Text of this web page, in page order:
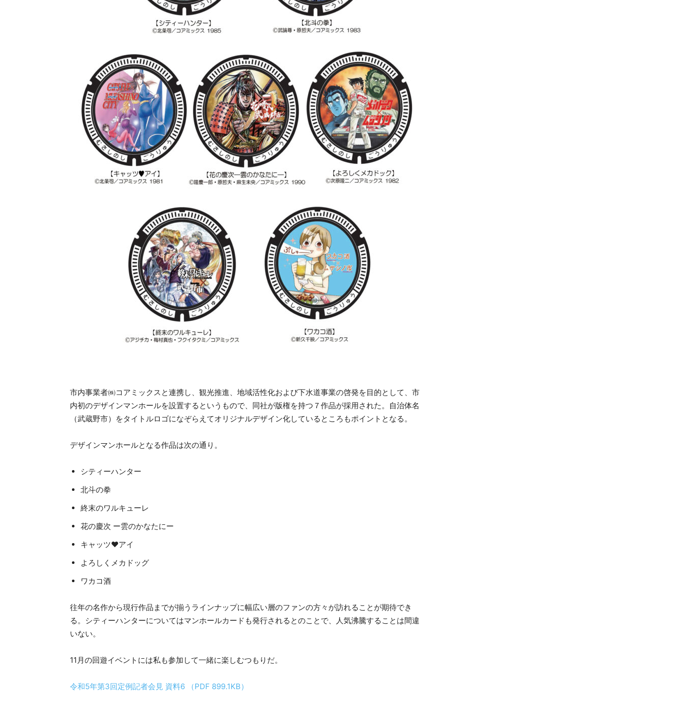
市内事業者㈱コアミックスと連携し、観光推進、地域活性化および下水道事業の啓発を目的として、市
内初のデザインマンホールを設置するというもので、同社が版権を持つ７作品が採用された。自治体名
（武蔵野市）をタイトルロゴになぞらえてオリジナルデザイン化しているところもポイントとなる。
デザインマンホールとなる作品は次の通り。
シティーハンター
北斗の拳
終末のワルキューレ
花の慶次 ー雲のかなたにー
キャッツ❤︎アイ
よろしくメカドッグ
ワカコ酒
往年の名作から現行作品までが揃うラインナップに幅広い層のファンの方々が訪れることが期待でき
る。シティーハンターについてはマンホールカードも発行されるとのことで、人気沸騰することは間違
いない。
11月の回遊イベントには私も参加して一緒に楽しむつもりだ。
令和5年第3回定例記者会見 資料6 （PDF 899.1KB）